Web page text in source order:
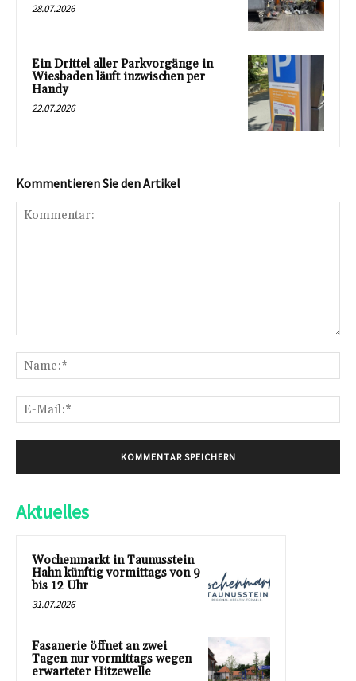
28.07.2026
Ein Drittel aller Parkvorgänge in
Wiesbaden läuft inzwischen per
Handy
22.07.2026
Kommentieren Sie den Artikel
Aktuelles
Wochenmarkt in Taunusstein
Hahn künftig vormittags von 9
bis 12 Uhr
31.07.2026
Fasanerie öffnet an zwei
Tagen nur vormittags wegen
erwarteter Hitzewelle